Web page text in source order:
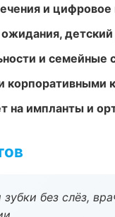
и цифровое
детский
и семейные
корпоративными
на импланты и
зубки без слёз,